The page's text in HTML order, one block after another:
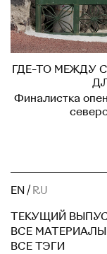
ГДЕ-ТО МЕЖДУ
Финалистка
EN / RU
ТЕКУЩИЙ
ВСЕ МАТЕРИАЛЫ
ВСЕ ТЭГИ